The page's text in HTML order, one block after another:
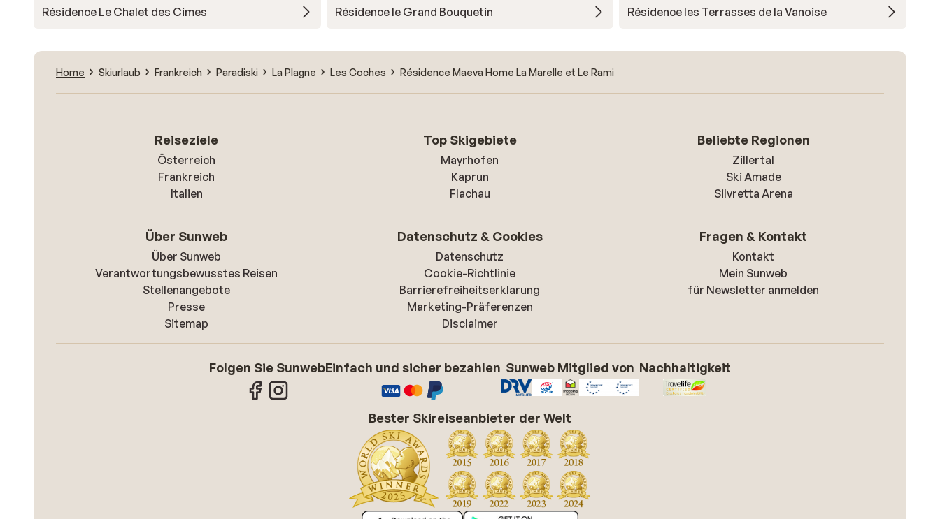
Résidence Le Chalet des Cimes Résidence le Grand Bouquetin Résidence les Terrasses de la Vanoise
Home Skiurlaub Frankreich Paradiski La Plagne Les Coches Résidence Maeva Home La Marelle et Le Rami
Reiseziele
Österreich
Frankreich
Italien
Top Skigebiete
Mayrhofen
Kaprun
Flachau
Beliebte Regionen
Zillertal
Ski Amade
Silvretta Arena
Über Sunweb
Über Sunweb
Verantwortungsbewusstes Reisen
Stellenangebote
Presse
Sitemap
Datenschutz & Cookies
Datenschutz
Cookie-Richtlinie
Barrierefreiheitserklarung
Marketing-Präferenzen
Disclaimer
Fragen & Kontakt
Kontakt
Mein Sunweb
für Newsletter anmelden
Folgen Sie SunwebEinfach und sicher bezahlen Sunweb Mitglied von Nachhaltigkeit
Bester Skireiseanbieter der Welt